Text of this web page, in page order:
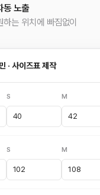
동 노출
는 위치에 빠짐없이
· 사이즈표 제작
S
40
M
42
S
102
M
108